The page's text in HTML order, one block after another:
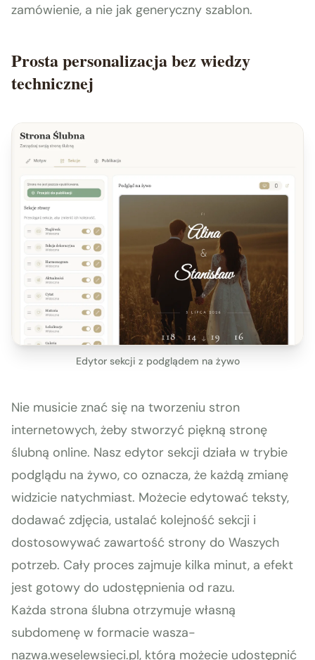
zamówienie, a nie jak generyczny szablon.
Prosta personalizacja bez wiedzy
technicznej
Edytor sekcji z podglądem na żywo
Nie musicie znać się na tworzeniu stron
internetowych, żeby stworzyć piękną stronę
ślubną online. Nasz edytor sekcji działa w trybie
podglądu na żywo, co oznacza, że każdą zmianę
widzicie natychmiast. Możecie edytować teksty,
dodawać zdjęcia, ustalać kolejność sekcji i
dostosowywać zawartość strony do Waszych
potrzeb. Cały proces zajmuje kilka minut, a efekt
jest gotowy do udostępnienia od razu.
Każda strona ślubna otrzymuje własną
subdomenę w formacie wasza-
nazwa.weselewsieci.pl, którą możecie udostępnić